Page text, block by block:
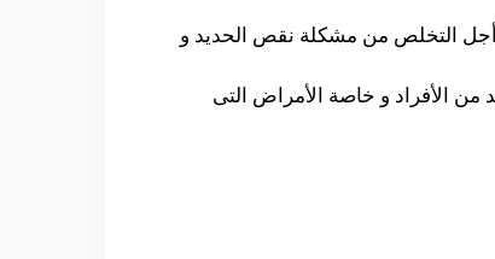
أجل التخلص من مشكلة نقص الحديد و
من الأفراد و خاصة الأمراض التى